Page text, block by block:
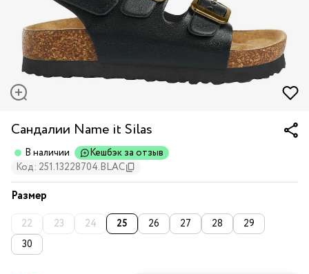
Сандалии Name it Silas
В наличии
Кешбэк за отзыв
Код: 251.13228704.BLAC
Размер
22 23 24 25 26 27 28
29
30